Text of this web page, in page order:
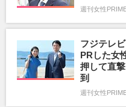
週刊女性
フジテレ
PRした女
押して直
到
週刊女性